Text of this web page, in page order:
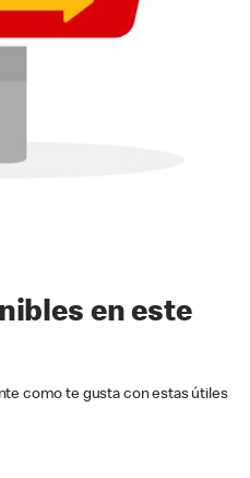
en este
como te gusta con estas útiles